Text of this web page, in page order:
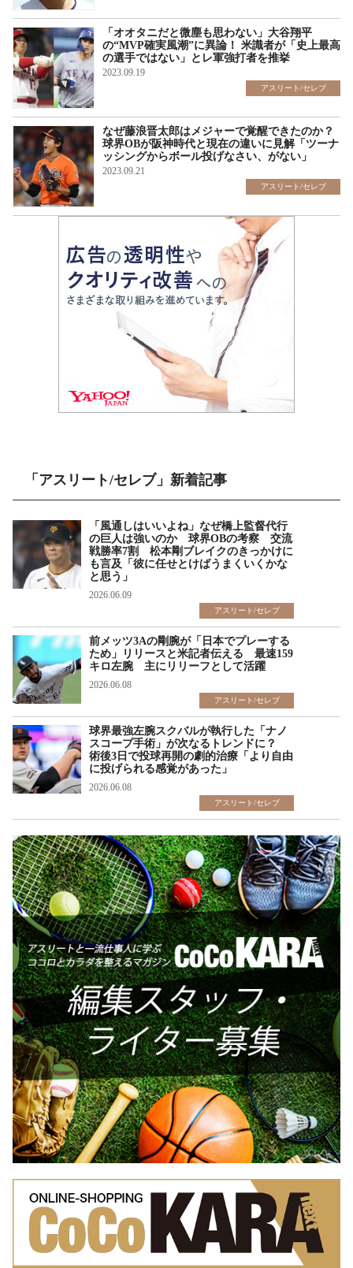
「オオタニだと微塵も思わない」大谷翔平
の“MVP確実風潮”に異論！ 米識者が「史上最高
の選手ではない」とレ軍強打者を推挙
2023.09.19
アスリート/セレブ
なぜ藤浪晋太郎はメジャーで覚醒できたのか？
球界OBが阪神時代と現在の違いに見解「ツーナ
ッシングからボール投げなさい、がない」
2023.09.21
アスリート/セレブ
「アスリート/セレブ」新着記事
「風通しはいいよね」なぜ橋上監督代行
の巨人は強いのか 球界OBの考察 交流
戦勝率7割 松本剛ブレイクのきっかけに
も言及「彼に任せとけばうまくいくかな
と思う」
2026.06.09
アスリート/セレブ
前メッツ3Aの剛腕が「日本でプレーする
ため」リリースと米記者伝える 最速159
キロ左腕 主にリリーフとして活躍
2026.06.08
アスリート/セレブ
球界最強左腕スクバルが執行した「ナノ
スコープ手術」が次なるトレンドに？
術後3日で投球再開の劇的治療「より自由
に投げられる感覚があった」
2026.06.08
アスリート/セレブ